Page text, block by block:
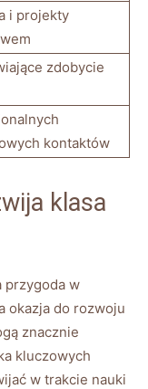
i projekty
zdobycie
kontaktów
klasa
przygoda w
okazja do rozwoju
znacznie
kluczowych
w trakcie nauki